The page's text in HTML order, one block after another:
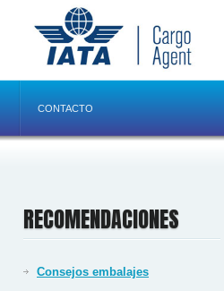
CONTACTO
RECOMENDACIONES
Consejos embalajes